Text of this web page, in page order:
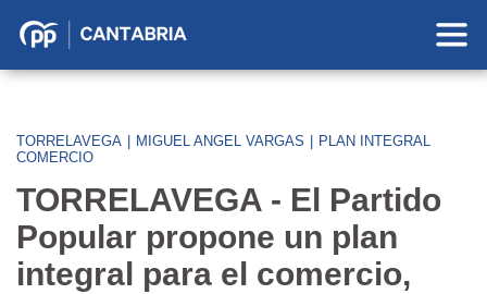
Partido
Cantabria
TORRELAVEGA MIGUEL ANGEL VARGAS
PLAN INTEGRAL
COMERCIO
TORRELAVEGA - El Partido
Popular propone un plan
integral para el comercio,